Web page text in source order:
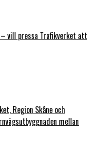
vill pressa Trafikverket att
Region Skåne och
mellan